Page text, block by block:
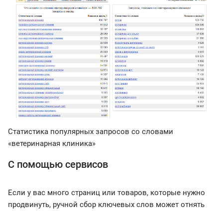
Статистика популярных запросов со словами
«ветеринарная клиника»
С помощью сервисов
Если у вас много страниц или товаров, которые нужно
продвинуть, ручной сбор ключевых слов может отнять